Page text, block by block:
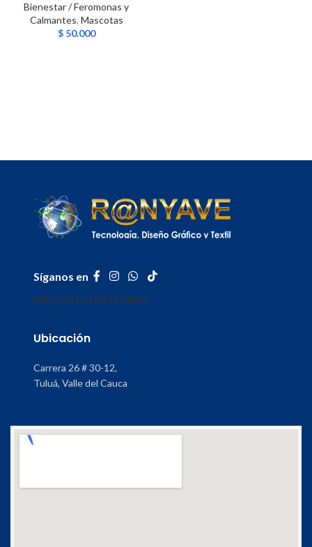
Bienestar / Feromonas y
Calmantes, Mascotas
$50.000
Síganos en
INICIOMI CUENTATIENDA
Ubicación
Carrera 26 # 30-12,
Tuluá, Valle del Cauca